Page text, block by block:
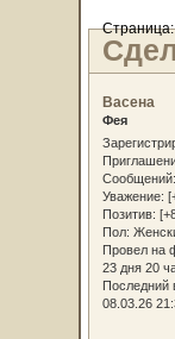
Васена
Фея
Сообщений:
Уважение:
Позитив:
Пол:
Провел на
23 дня 20
Последний
08.03.26